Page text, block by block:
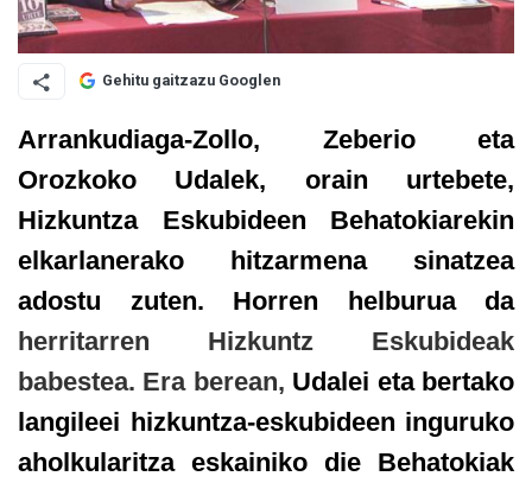
Gehitu gaitzazu Googlen
Arrankudiaga-Zollo, Zeberio eta
Orozkoko Udalek, orain urtebete,
Hizkuntza Eskubideen Behatokiarekin
elkarlanerako hitzarmena sinatzea
adostu zuten. Horren helburua da
herritarren Hizkuntz Eskubideak
babestea. Era berean, Udalei eta bertako
langileei hizkuntza-eskubideen inguruko
aholkularitza eskainiko die Behatokiak